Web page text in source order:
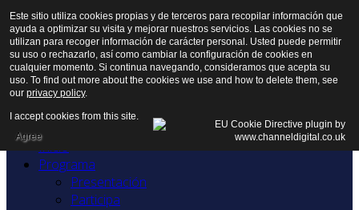
Inicio
Programa
Presentación
Participa
Este sitio utiliza cookies propias y de terceros para recopilar información que
ayuda a optimizar su visita y mejorar nuestros servicios. Las cookies no se
utilizan para recoger información de carácter personal. Usted puede permitir
su uso o rechazarlo, así como cambiar la configuración de cookies en
cualquier momento. Si continua navegando, consideramos que acepta su
uso. To find out more about the cookies we use and how to delete them, see
our privacy policy.
I accept cookies from this site.
Agree